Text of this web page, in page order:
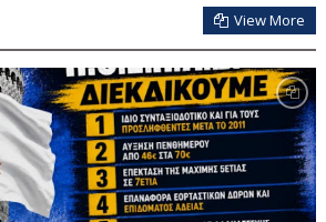
View More